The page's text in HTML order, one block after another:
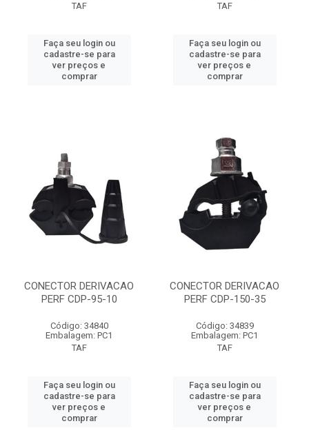
TAF
Faça seu login ou
cadastre-se para
ver preços e
comprar
TAF
Faça seu login ou
cadastre-se para
ver preços e
comprar
CONECTOR DERIVACAO
PERF CDP-95-10
Código: 34840
Embalagem: PC1
TAF
Faça seu login ou
cadastre-se para
ver preços e
comprar
CONECTOR DERIVACAO
PERF CDP-150-35
Código: 34839
Embalagem: PC1
TAF
Faça seu login ou
cadastre-se para
ver preços e
comprar